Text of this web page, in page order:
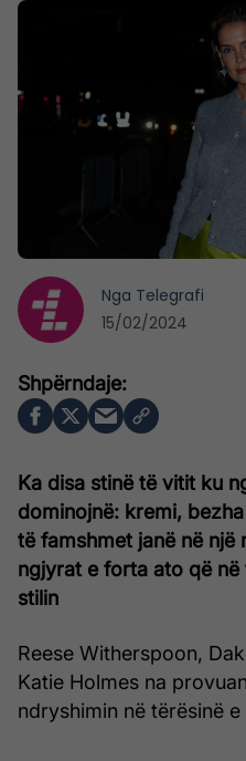
Ka disa stinë të vitit ku
dominojnë: kremi,
të famshmet janë në një
ngjyrat e forta ato që
stilin
Reese Witherspoon,
Katie Holmes na
ndryshimin në tërësinë
Nga Telegrafi
15/02/2024